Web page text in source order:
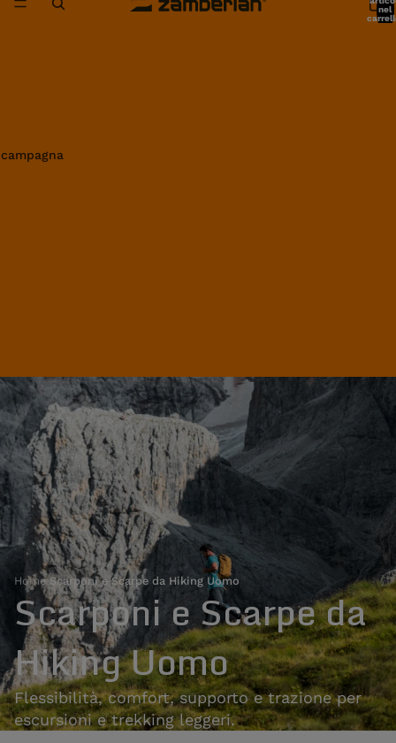
nel
Home›Scarponi e Scarpe da Hiking Uomo
Scarponi e Scarpe da
Hiking Uomo
Flessibilità, comfort, supporto e trazione per
escursioni e trekking leggeri.